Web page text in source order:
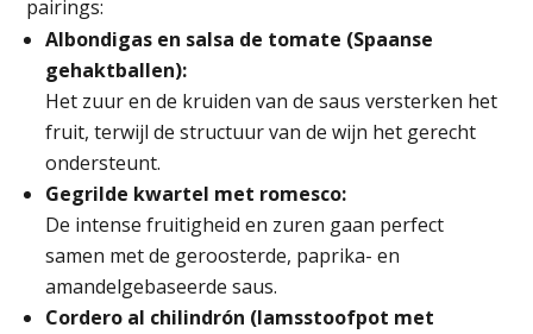
pairings:
Albondigas en salsa de tomate (Spaanse
gehaktballen):
Het zuur en de kruiden van de saus versterken het
fruit, terwijl de structuur van de wijn het gerecht
ondersteunt.
Gegrilde kwartel met romesco:
De intense fruitigheid en zuren gaan perfect
samen met de geroosterde, paprika- en
amandelgebaseerde saus.
Cordero al chilindrón (lamsstoofpot met